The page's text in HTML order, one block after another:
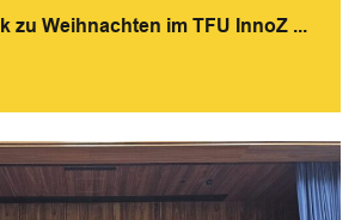
zu Weihnachten im TFU InnoZ ...